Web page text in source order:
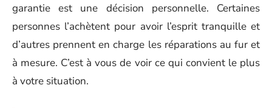
garantie est une décision personnelle. Certaines
personnes l’achètent pour avoir l’esprit tranquille et
d’autres prennent en charge les réparations au fur et
à mesure. C’est à vous de voir ce qui convient le plus
à votre situation.